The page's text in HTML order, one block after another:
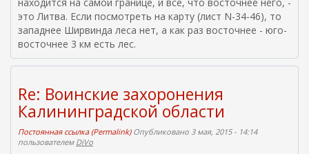
я
с
ы
это Литва. Если посмотреть на карту (лист N-34-46), то
западнее Ширвинда леса нет, а как раз восточнее - юго-
восточнее 3 км есть лес.
Re: Воинские захоронения
Калининградской области
Постоянная ссылка (Permalink)Опубликовано 3 мая, 2015 - 14:14
пользователем DiVo